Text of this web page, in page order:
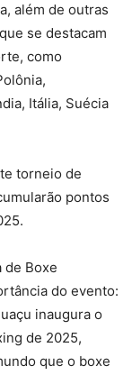
além de outras
se destacam
como
Itália, Suécia
torneio de
pontos
de Boxe
do evento:
inaugura o
de 2025,
que o boxe